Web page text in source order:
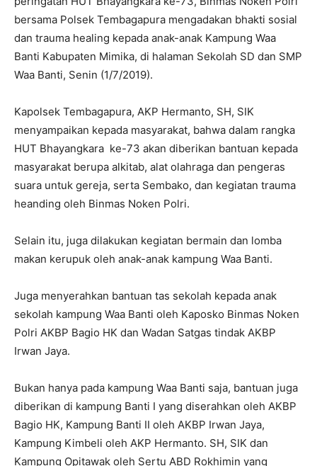
bersama Polsek Tembagapura mengadakan bhakti sosial
dan trauma healing kepada anak-anak Kampung Waa
Banti Kabupaten Mimika, di halaman Sekolah SD dan SMP
Waa Banti, Senin (1/7/2019).
Kapolsek Tembagapura, AKP Hermanto, SH, SIK
menyampaikan kepada masyarakat, bahwa dalam rangka
HUT Bhayangkara ke-73 akan diberikan bantuan kepada
masyarakat berupa alkitab, alat olahraga dan pengeras
suara untuk gereja, serta Sembako, dan kegiatan trauma
heanding oleh Binmas Noken Polri.
Selain itu, juga dilakukan kegiatan bermain dan lomba
makan kerupuk oleh anak-anak kampung Waa Banti.
Juga menyerahkan bantuan tas sekolah kepada anak
sekolah kampung Waa Banti oleh Kaposko Binmas Noken
Polri AKBP Bagio HK dan Wadan Satgas tindak AKBP
Irwan Jaya.
Bukan hanya pada kampung Waa Banti saja, bantuan juga
diberikan di kampung Banti I yang diserahkan oleh AKBP
Bagio HK, Kampung Banti II oleh AKBP Irwan Jaya,
Kampung Kimbeli oleh AKP Hermanto. SH, SIK dan
Kampung Opitawak oleh Sertu ABD Rokhimin yang